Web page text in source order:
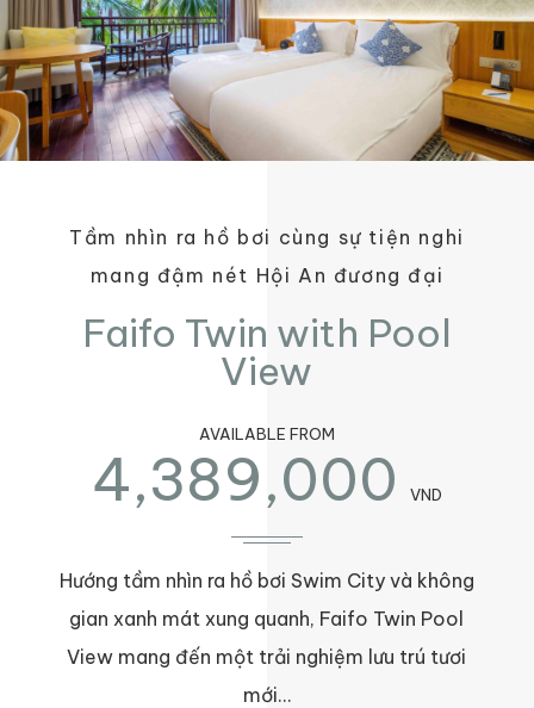
Tầm nhìn ra hồ bơi cùng sự tiện nghi
mang đậm nét Hội An đương đại
Faifo Twin with Pool
View
AVAILABLE FROM
4,389,000 VND
Hướng tầm nhìn ra hồ bơi Swim City và không
gian xanh mát xung quanh, Faifo Twin Pool
View mang đến một trải nghiệm lưu trú tươi
mới…